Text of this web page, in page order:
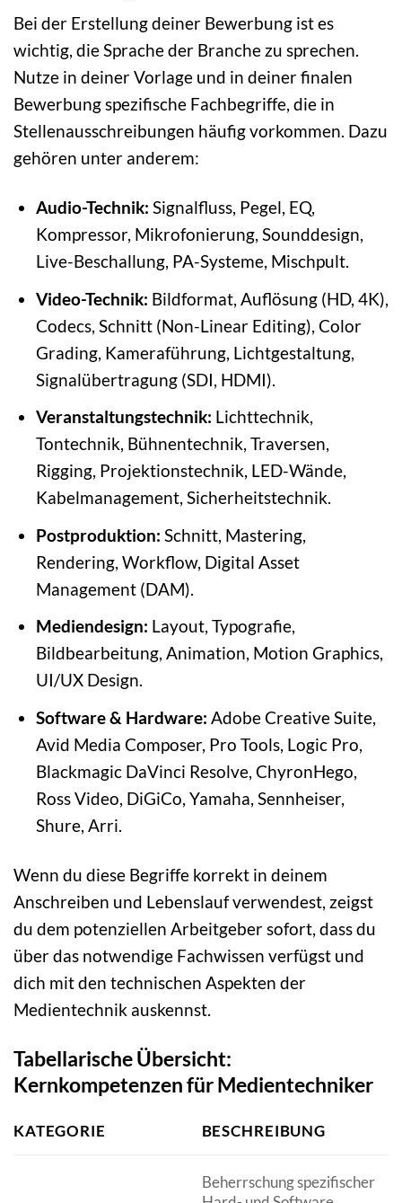
Bei der Erstellung deiner Bewerbung ist es
wichtig, die Sprache der Branche zu sprechen.
Nutze in deiner Vorlage und in deiner finalen
Bewerbung spezifische Fachbegriffe, die in
Stellenausschreibungen häufig vorkommen. Dazu
gehören unter anderem:
Audio-Technik: Signalfluss, Pegel, EQ,
Kompressor, Mikrofonierung, Sounddesign,
Live-Beschallung, PA-Systeme, Mischpult.
Video-Technik: Bildformat, Auflösung (HD, 4K),
Codecs, Schnitt (Non-Linear Editing), Color
Grading, Kameraführung, Lichtgestaltung,
Signalübertragung (SDI, HDMI).
Veranstaltungstechnik: Lichttechnik,
Tontechnik, Bühnentechnik, Traversen,
Rigging, Projektionstechnik, LED-Wände,
Kabelmanagement, Sicherheitstechnik.
Postproduktion: Schnitt, Mastering,
Rendering, Workflow, Digital Asset
Management (DAM).
Mediendesign: Layout, Typografie,
Bildbearbeitung, Animation, Motion Graphics,
UI/UX Design.
Software & Hardware: Adobe Creative Suite,
Avid Media Composer, Pro Tools, Logic Pro,
Blackmagic DaVinci Resolve, ChyronHego,
Ross Video, DiGiCo, Yamaha, Sennheiser,
Shure, Arri.
Wenn du diese Begriffe korrekt in deinem
Anschreiben und Lebenslauf verwendest, zeigst
du dem potenziellen Arbeitgeber sofort, dass du
über das notwendige Fachwissen verfügst und
dich mit den technischen Aspekten der
Medientechnik auskennst.
Tabellarische Übersicht:
Kernkompetenzen für Medientechniker
KATEGORIE BESCHREIBUNG
Beherrschung spezifischer